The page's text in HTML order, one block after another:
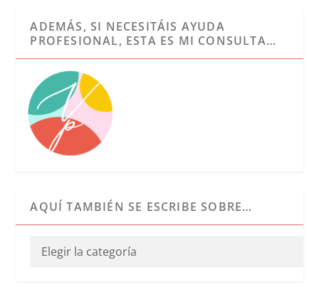
ADEMÁS, SI NECESITÁIS AYUDA
PROFESIONAL, ESTA ES MI CONSULTA…
AQUÍ TAMBIÉN SE ESCRIBE SOBRE…